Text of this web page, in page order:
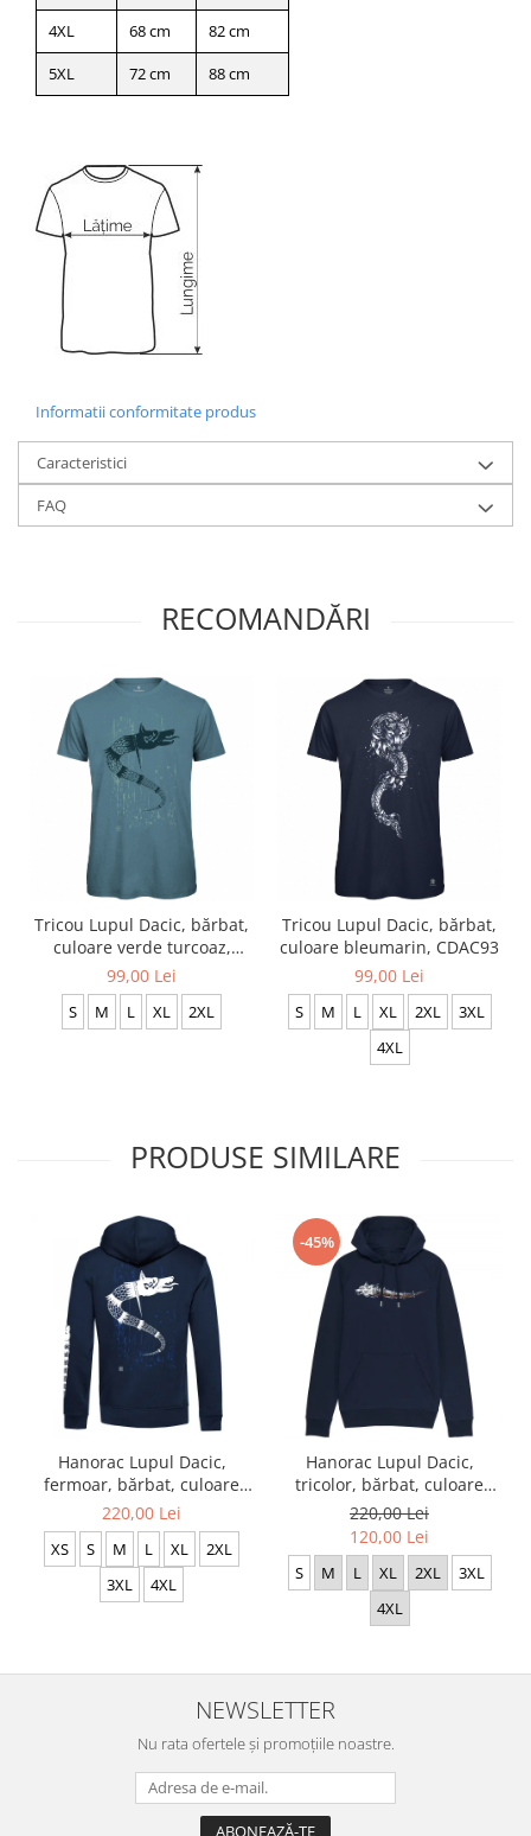
4XL 68 cm
82 cm
5XL
72 cm 88 cm
Informatii conformitate produs
Caracteristici
FAQ
RECOMANDĂRI
Tricou Lupul Dacic, bărbat,
culoare verde turcoaz,
CDAC114
99,00 Lei
S M L XL 2XL
Tricou Lupul Dacic, bărbat,
culoare bleumarin, CDAC93
99,00 Lei
S M L XL 2XL
3XL
4XL
PRODUSE SIMILARE
Hanorac Lupul Dacic,
fermoar, bărbat, culoare
bleumarin, CH06
220,00 Lei
XS S M L XL
2XL
3XL
4XL
-45%
Hanorac Lupul Dacic,
tricolor, bărbat, culoare
bleumarin, CH18
220,00 Lei
120,00 Lei
S M L XL 2XL
3XL
4XL
NEWSLETTER
Nu rata ofertele și promoțiile noastre.